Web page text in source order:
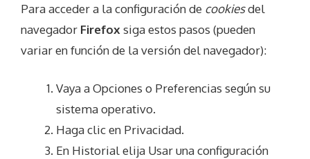
Para acceder a la configuración de cookiesdel
navegador Firefox siga estos pasos (pueden
variar en función de la versión del navegador):
Vaya a Opciones o Preferencias según su
sistema operativo.
Haga clic en Privacidad.
En Historial elija Usar una configuración